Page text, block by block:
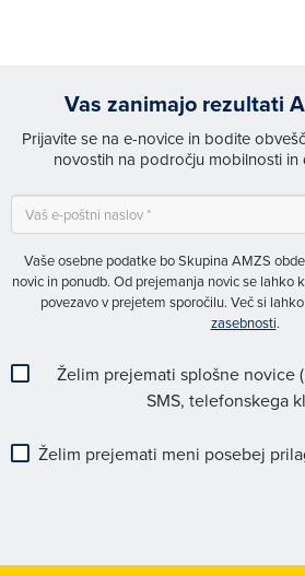
Vas zanimajo rezultati
Prijavite se na e-novice in bodite
novostih na področju mobilnosti in
Vaše osebne podatke bo Skupina AMZS
novic in ponudb. Od prejemanja novic se lahko
povezavo v prejetem sporočilu. Več si
zasebnosti.
Želim prejemati splošne novice
SMS, telefonskega
Želim prejemati meni posebej